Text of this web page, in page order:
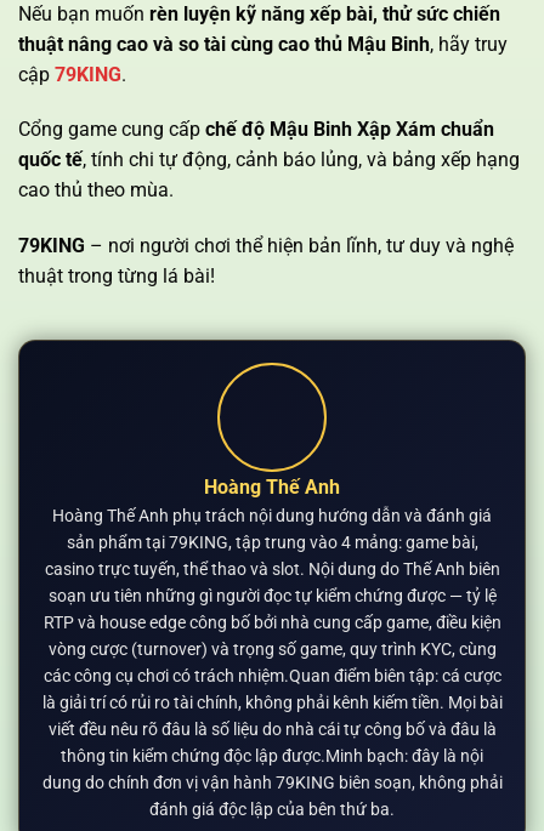
Nếu bạn muốn rèn luyện kỹ năng xếp bài, thử sức chiến
thuật nâng cao và so tài cùng cao thủ Mậu Binh, hãy truy
cập 79KING.
Cổng game cung cấp chế độ Mậu Binh Xập Xám chuẩn
quốc tế, tính chi tự động, cảnh báo lủng, và bảng xếp hạng
cao thủ theo mùa.
79KING – nơi người chơi thể hiện bản lĩnh, tư duy và nghệ
thuật trong từng lá bài!
Hoàng Thế Anh
Hoàng Thế Anh phụ trách nội dung hướng dẫn và đánh giá
sản phẩm tại 79KING, tập trung vào 4 mảng: game bài,
casino trực tuyến, thể thao và slot. Nội dung do Thế Anh biên
soạn ưu tiên những gì người đọc tự kiểm chứng được — tỷ lệ
RTP và house edge công bố bởi nhà cung cấp game, điều kiện
vòng cược (turnover) và trọng số game, quy trình KYC, cùng
các công cụ chơi có trách nhiệm.Quan điểm biên tập: cá cược
là giải trí có rủi ro tài chính, không phải kênh kiếm tiền. Mọi bài
viết đều nêu rõ đâu là số liệu do nhà cái tự công bố và đâu là
thông tin kiểm chứng độc lập được.Minh bạch: đây là nội
dung do chính đơn vị vận hành 79KING biên soạn, không phải
đánh giá độc lập của bên thứ ba.